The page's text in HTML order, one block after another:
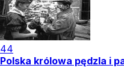
44
Polska królowa pędzla i